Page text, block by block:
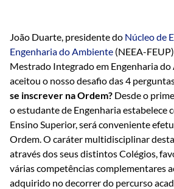
João Duarte, presidente do Núcleo de
Engenharia do Ambiente (NEEA-
Mestrado Integrado em Engenharia do
aceitou o nosso desafio das 4
se inscrever na Ordem? Desde o
o estudante de Engenharia estabelece
Ensino Superior, será conveniente
Ordem. O caráter multidisciplinar
através dos seus distintos Colégios,
várias competências complementares
adquirido no decorrer do percurso